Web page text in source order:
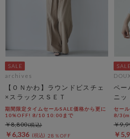
archives
【ＯＮかわ】ラウンドビスチェ
×スラックスＳＥＴ
期間限定タイムセールSALE価格から更に
10%OFF! 8/10 10:00まで
￥6,336 28％OFF
￥8,800
ペー
ニッ
セー
8/
￥
￥